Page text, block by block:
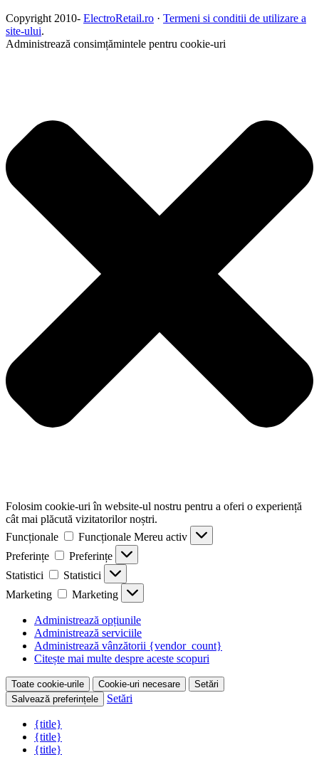
Copyright 2010- ElectroRetail.ro · Termeni si conditii de utilizare a
site-ului.
Administrează consimțămintele pentru cookie-uri
Folosim cookie-uri în website-ul nostru pentru a oferi o experiență
cât mai plăcută vizitatorilor noștri.
Funcționale
Funcționale Mereu activ
Preferințe
Preferințe
Statistici
Statistici
Marketing
Marketing
Administrează opțiunile
Administrează serviciile
Administrează vânzătorii {vendor_count}
Citește mai multe despre aceste scopuri
Toate cookie-urile Cookie-uri necesare
Setări
Salvează preferințele
Setări
{title}
{title}
{title}